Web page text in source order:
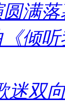
满落
倾
迷双